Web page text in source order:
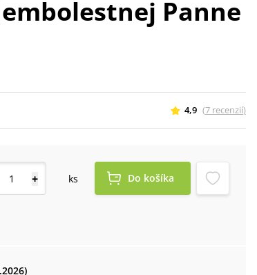
Panne
4,9 (7 recenzií)
+ ks Do košíka